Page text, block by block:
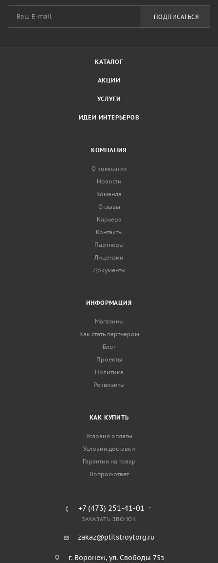
ПОДПИСАТЬСЯ
КАТАЛОГ
АКЦИИ
УСЛУГИ
ИДЕИ ИНТЕРЬЕРОВ
КОМПАНИЯ
О компании
Новости
Команда
Отзывы
Карьера
Контакты
Партнеры
Лицензии
Документы
ИНФОРМАЦИЯ
Магазины
Как стать партнером
Блог
Проекты
Политика
Реквизиты
КАК КУПИТЬ
Условия оплаты
Условия доставки
Гарантия на товар
Вопрос-ответ
+7 (473) 251-41-01
ЗАКАЗАТЬ ЗВОНОК
zakaz@plitstroytorg.ru
г. Воронеж, ул. Свободы 75з